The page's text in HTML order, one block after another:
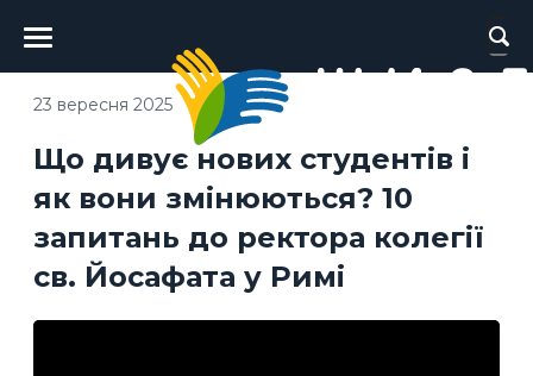
Головне
меню
Що дивує нових студентів і
як вони змінюються? 10
запитань до ректора колегії
св. Йосафата у Римі
23 вересня 2025